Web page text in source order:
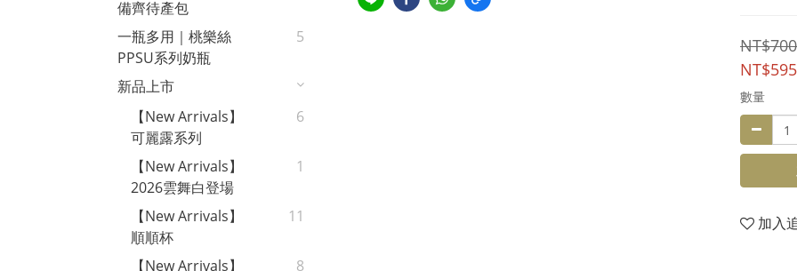
備齊待產包
一瓶多用｜桃樂絲
PPSU系列奶瓶
5
新品上市
【New Arrivals】
可麗露系列
6
【New Arrivals】
2026雲舞白登場
1
【New Arrivals】
順順杯
11
【New Arrivals】
8
NT$700
NT$595
數量
加入